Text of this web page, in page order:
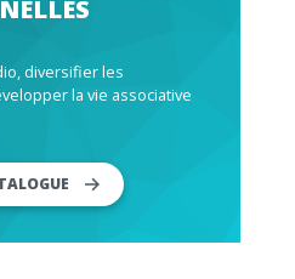
diversifier les
la vie associative